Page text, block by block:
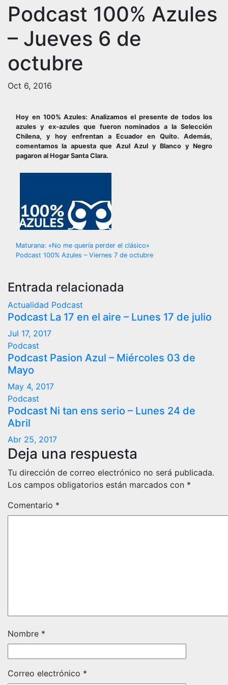
Podcast 100% Azules
– Jueves 6 de
octubre
Oct 6, 2016
Hoy en 100% Azules: Analizamos el presente de todos los
azules y ex-azules que fueron nominados a la Selección
Chilena, y hoy enfrentan a Ecuador en Quito. Además,
comentamos la apuesta que Azul Azul y Blanco y Negro
pagaron al Hogar Santa Clara.
Navegación
entradas
Maturana: «No me quería perder el clásico»
Podcast 100% Azules – Viernes 7 de octubre
Entrada relacionada
Actualidad Podcast
Podcast La 17 en el aire – Lunes 17 de julio
Jul 17, 2017
Podcast
Podcast Pasion Azul – Miércoles 03 de
Mayo
May 4, 2017
Podcast
Podcast Ni tan ens serio – Lunes 24 de
Abril
Abr 25, 2017
Deja una respuesta
Tu dirección de correo electrónico no será publicada.
Los campos obligatorios están marcados con *
Comentario *
Nombre *
Correo electrónico *